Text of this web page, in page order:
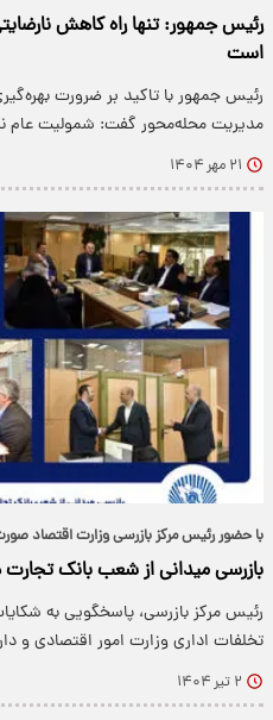
رئیس جمهور: تنها راه کاهش
است
رئیس جمهور با تاکید بر ضرورت
مدیریت محله‌محور گفت: شمولیت عام
۲۱ مهر ۱۴۰۴
با حضور رئیس مرکز بازرسی وزارت اقتصاد
بازرسی میدانی از شعب بانک تجارت
رئیس مرکز بازرسی، پاسخگویی به
تخلفات اداری وزارت امور اقتصادی و
۲ تیر ۱۴۰۴